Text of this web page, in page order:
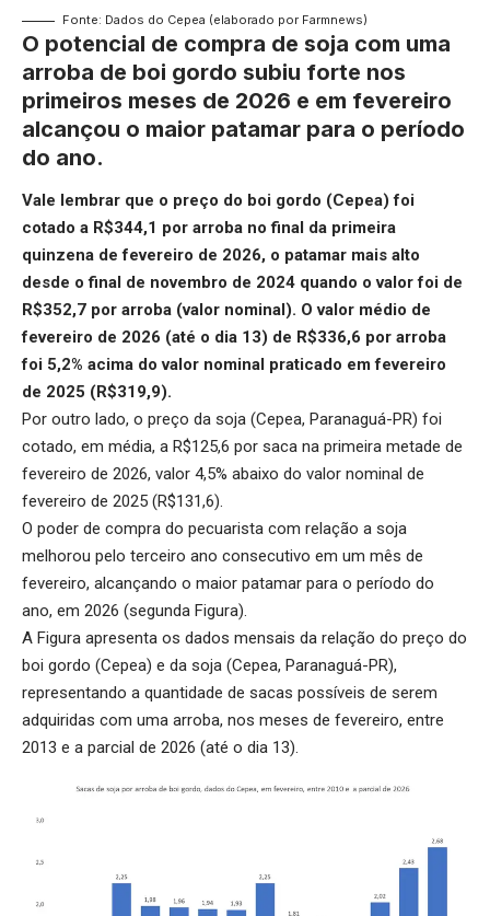
Fonte: Dados do Cepea (elaborado por Farmnews)
O potencial de compra de soja com uma
arroba de boi gordo subiu forte nos
primeiros meses de 2026 e em fevereiro
alcançou o maior patamar para o período
do ano.
Vale lembrar que o preço do boi gordo (Cepea) foi
cotado a R$344,1 por arroba no final da primeira
quinzena de fevereiro de 2026, o patamar mais alto
desde o final de novembro de 2024 quando o valor foi de
R$352,7 por arroba (valor nominal). O valor médio de
fevereiro de 2026 (até o dia 13) de R$336,6 por arroba
foi 5,2% acima do valor nominal praticado em fevereiro
de 2025 (R$319,9).
Por outro lado, o preço da soja (Cepea, Paranaguá-PR) foi
cotado, em média, a R$125,6 por saca na primeira metade de
fevereiro de 2026, valor 4,5% abaixo do valor nominal de
fevereiro de 2025 (R$131,6).
O poder de compra do pecuarista com relação a soja
melhorou pelo terceiro ano consecutivo em um mês de
fevereiro, alcançando o maior patamar para o período do
ano, em 2026 (segunda Figura).
A Figura apresenta os dados mensais da relação do preço do
boi gordo (Cepea) e da soja (Cepea, Paranaguá-PR),
representando a quantidade de sacas possíveis de serem
adquiridas com uma arroba, nos meses de fevereiro, entre
2013 e a parcial de 2026 (até o dia 13).